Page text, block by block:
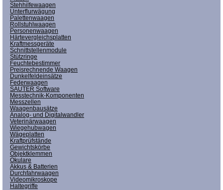
Stehhilfewaagen
Unterflurwägung
Palettenwaagen
Rollstuhlwaagen
Personenwaagen
Härtevergleichsplatten
Kraftmessgeräte
Schnittstellenmodule
Stützringe
Feuchtebestimmer
Preisrechnende Waagen
Dunkelfeldeinsätze
Federwaagen
SAUTER Software
Messtechnik-Komponenten
Messzellen
Waagenbausätze
Analog- und Digitalwandler
Veterinärwaagen
Wiegehubwagen
Wägeplatten
Kraftprüfstände
Gewichtskörbe
Objektklemmen
Okulare
Akkus & Batterien
Durchfahrwaagen
Videomikroskope
Haltegriffe